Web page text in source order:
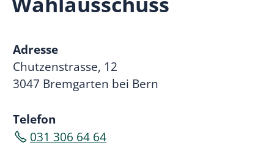
Adresse
Chutzenstrasse, 12
3047 Bremgarten bei Bern
Telefon
031 306 64 64